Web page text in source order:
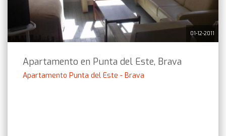
01-12-2011
Apartamento en Punta del Este, Brava
Apartamento Punta del Este - Brava